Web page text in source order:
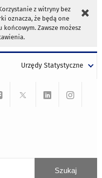
z witryny bez
oznacza, że będą one
Zawsze możesz
Urzędy Statystyczne